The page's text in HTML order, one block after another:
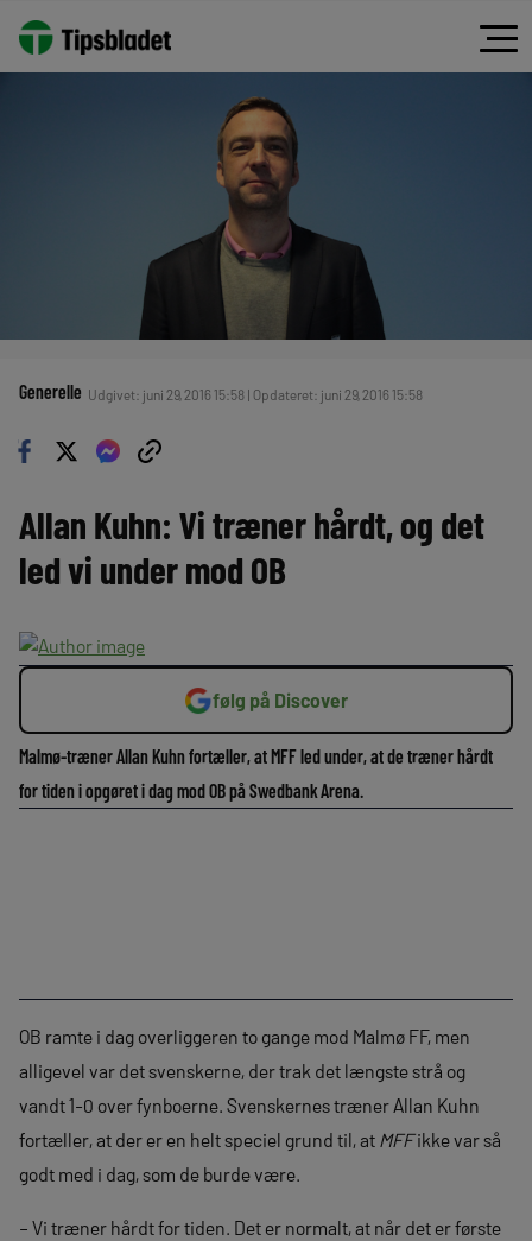
Generelle Udgivet: juni 29, 2016 15:58 | Opdateret: juni 29, 2016 15:58
Allan Kuhn: Vi træner hårdt, og det
led vi under mod OB
følg på Discover
Malmø-træner Allan Kuhn fortæller, at MFF led under, at de træner hårdt
for tiden i opgøret i dag mod OB på Swedbank Arena.
OB ramte i dag overliggeren to gange mod Malmø FF, men
alligevel var det svenskerne, der trak det længste strå og
vandt 1-0 over fynboerne. Svenskernes træner Allan Kuhn
fortæller, at der er en helt speciel grund til, at MFFikke var så
godt med i dag, som de burde være.
– Vi træner hårdt for tiden. Det er normalt, at når det er første